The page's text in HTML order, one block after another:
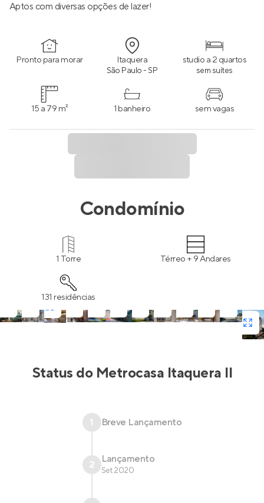
Aptos com diversas opções de lazer!
Pronto para morar Itaquera
São Paulo - SP
studio a 2 quartos
sem suítes
15 a 79 m² 1 banheiro sem vagas
Condomínio
1 Torre Térreo + 9 Andares
131 residências
Status do Metrocasa Itaquera II
1 Breve Lançamento
2 Lançamento
Set 2020